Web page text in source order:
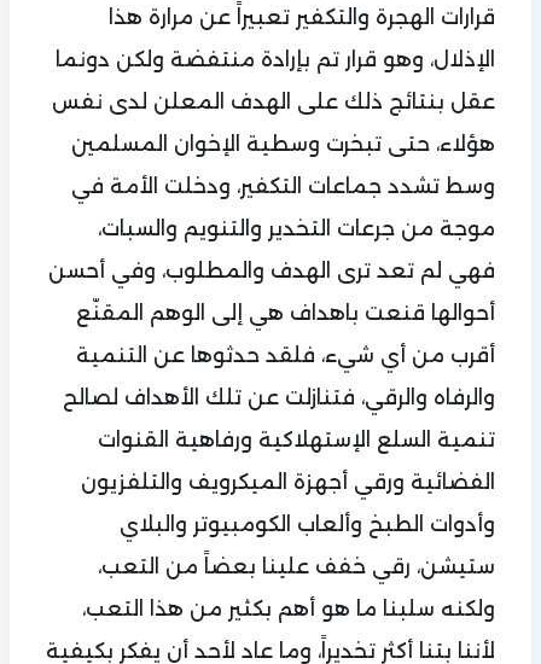
قرارات الهجرة والتكفير تعبيراً عن مرارة هذا
الإذلال، وهو قرار تم بإرادة منتفضة ولكن دونما
عقل بنتائج ذلك على الهدف المعلن لدى نفس
هؤلاء، حتى تبخرت وسطية الإخوان المسلمين
وسط تشدد جماعات التكفير، ودخلت الأمة في
موجة من جرعات التخدير والتنويم والسبات،
فهي لم تعد ترى الهدف والمطلوب، وفي أحسن
أحوالها قنعت باهداف هي إلى الوهم المقنّع
أقرب من أي شيء، فلقد حدثوها عن التنمية
والرفاه والرقي، فتنازلت عن تلك الأهداف لصالح
تنمية السلع الإستهلاكية ورفاهية القنوات
الفضائية ورقي أجهزة الميكرويف والتلفزيون
وأدوات الطبخ وألعاب الكومبيوتر والبلاي
ستيشن، رقي خفف علينا بعضاً من التعب،
ولكنه سلبنا ما هو أهم بكثير من هذا التعب،
لأننا بتنا أكثر تخديراً، وما عاد لأحد أن يفكر بكيفية